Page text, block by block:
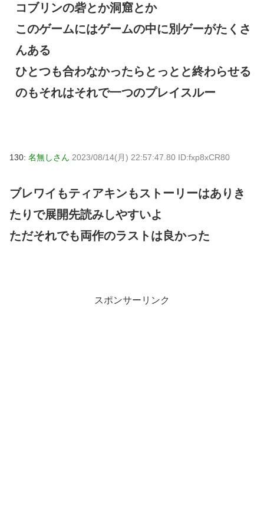
コブリンの砦とか洞窟とか
このゲームにはゲームの中に別ゲーがたくさ
んある
ひとつも合わなかったらとっとと終わらせる
のもそれはそれで一つのプレイスルー
130: 名無しさん 2023/08/14(月) 22:57:47.80 ID:fxp8xCR80
ブレワイもティアキンもストーリーはありき
たりで展開先読みしやすいよ
ただそれでも両作のラストは良かった
スポンサーリンク